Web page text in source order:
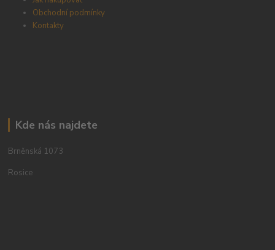
Obchodní podmínky
Kontakty
Kde nás najdete
Brněnská 1073
Rosice